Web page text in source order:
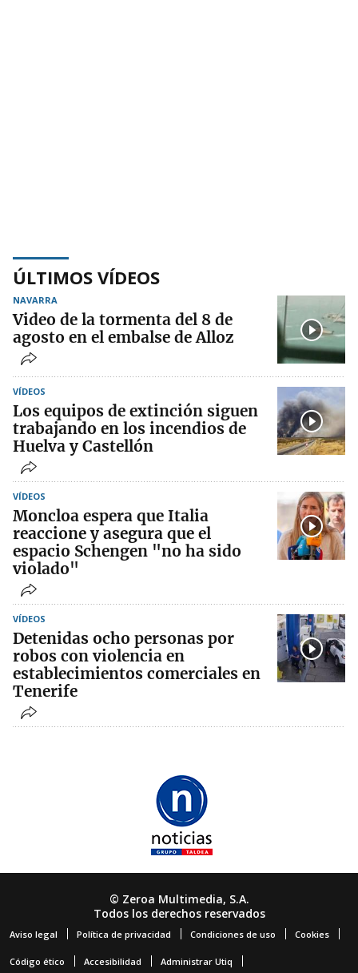
ÚLTIMOS VÍDEOS
NAVARRA
Video de la tormenta del 8 de
agosto en el embalse de Alloz
VÍDEOS
Los equipos de extinción siguen
trabajando en los incendios de
Huelva y Castellón
VÍDEOS
Moncloa espera que Italia
reaccione y asegura que el
espacio Schengen "no ha sido
violado"
VÍDEOS
Detenidas ocho personas por
robos con violencia en
establecimientos comerciales en
Tenerife
© Zeroa Multimedia, S.A.
Todos los derechos reservados
Aviso legal Política de privacidad Condiciones de uso Cookies
Código ético Accesibilidad Administrar Utiq